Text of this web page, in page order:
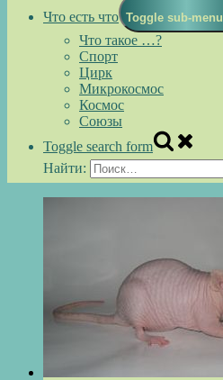
Что есть что Toggle sub-menu
Что такое …?
Спорт
Цирк
Микрокосмос
Космос
Союзы
Toggle search form
Найти: